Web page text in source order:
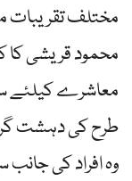
مختلف تقریبات
محمود قریشی
معاشرے کیلئے
طرح کی دہشت
وہ افراد کی